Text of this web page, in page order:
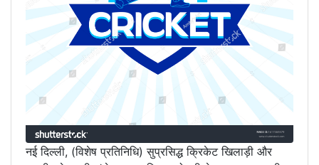
नई दिल्ली, (विशेष प्रतिनिधि) सुप्रसिद्ध क्रिकेट खिलाड़ी और